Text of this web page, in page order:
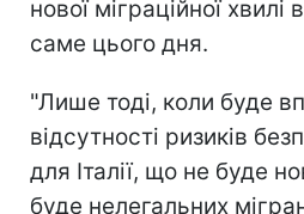
нової міграційної хвилі
саме цього дня.
"Лише тоді, коли буде
відсутності ризиків
для Італії, що не буде
буде нелегальних